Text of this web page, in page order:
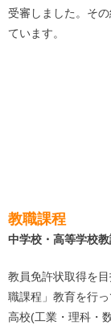
受審しました。そ
ています。
教職課程
中学校・高等学校
教員免許状取得を
職課程」教育を行
高校(工業・理科・